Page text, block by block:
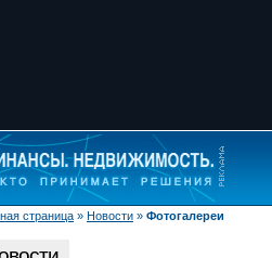
страница » Новости » Фотогалереи